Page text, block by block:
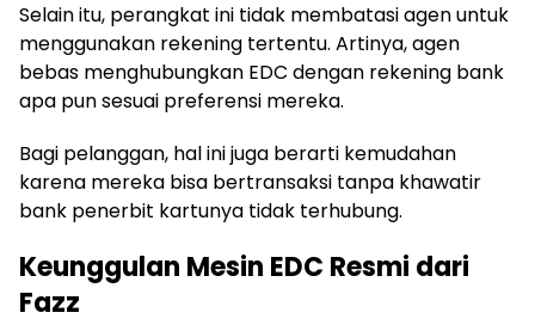
Selain itu, perangkat ini tidak membatasi agen untuk
menggunakan rekening tertentu. Artinya, agen
bebas menghubungkan EDC dengan rekening bank
apa pun sesuai preferensi mereka.
Bagi pelanggan, hal ini juga berarti kemudahan
karena mereka bisa bertransaksi tanpa khawatir
bank penerbit kartunya tidak terhubung.
Keunggulan Mesin EDC Resmi dari
Fazz